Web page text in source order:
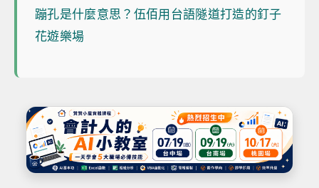
蹦孔是什麼意思？伍佰用台語隧道打造的釘子
花遊樂場